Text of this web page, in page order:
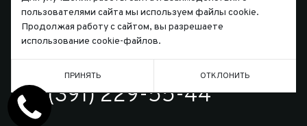
Письмо директору
ТЕЛЕФОН
7 (391) 229-55-44
пользователями сайта мы используем файлы cookie.
Продолжая работу с сайтом, вы разрешаете
использование cookie-файлов.
ПРИНЯТЬ ОТКЛОНИТЬ